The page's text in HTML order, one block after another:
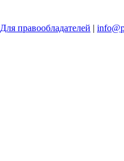
Для правообладателей |